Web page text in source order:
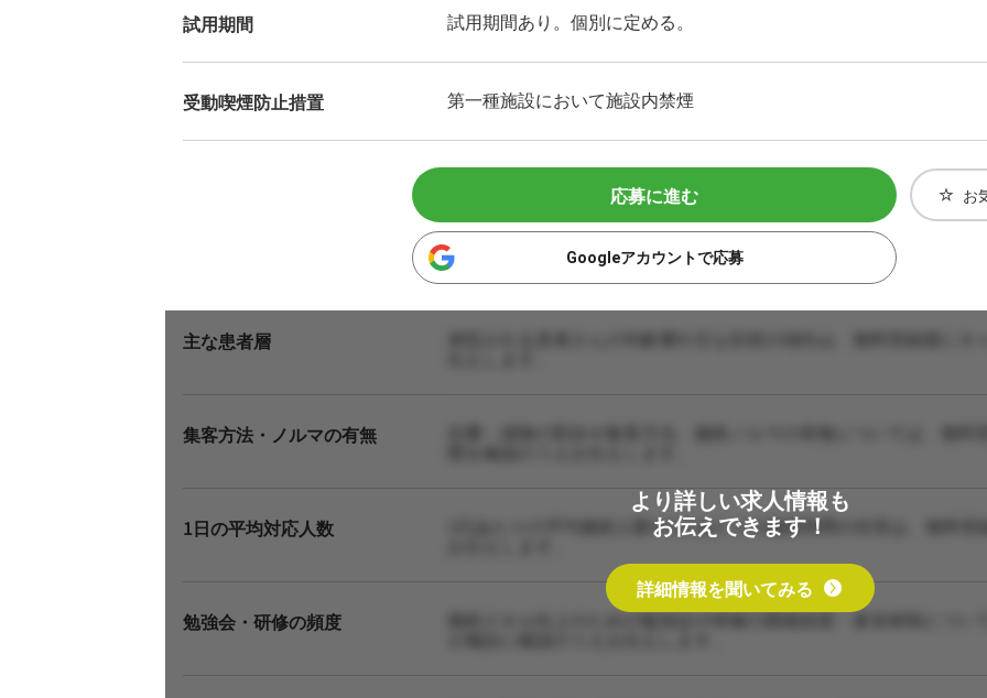
試用期間 試用期間あり。個別に定める。
受動喫煙防止措置 第一種施設において施設内禁煙
応募に進む
Googleアカウントで応募
お
主な患者層 来院される患者さんの年齢層や主な症状の傾向は、無料登録後にキ
集客方法・ノルマの有無 自費・保険の割合や集客方法、施術ノルマの有無については、無料
1日の平均対応人数 1日あたりの平均施術人数や1人あたりの施術時間の目安は、無料登
勉強会・研修の頻度 施術スキル向上のための勉強会や研修の開催頻度・参加体制につい
より詳しい求人情報も
お伝えできます！
詳細情報を聞いてみる